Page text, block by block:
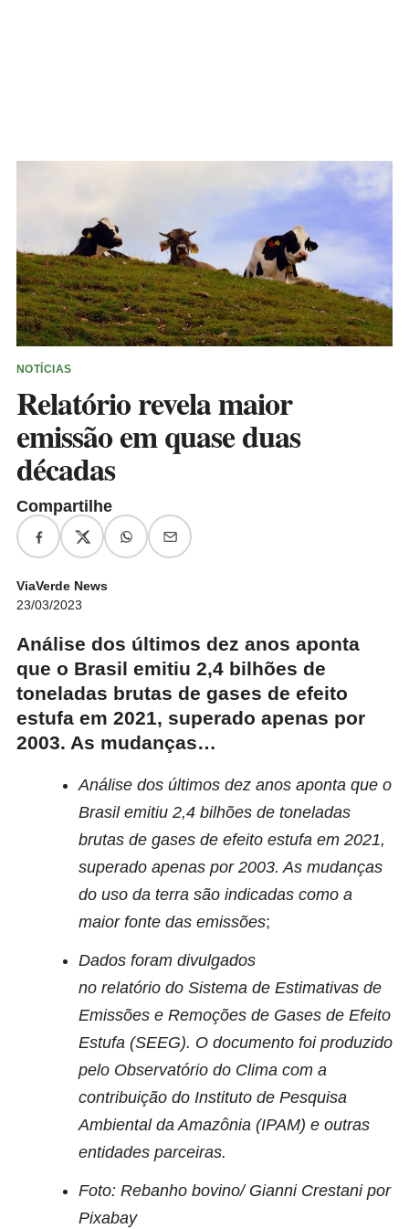
NOTÍCIAS
Relatório revela maior
emissão em quase duas
décadas
Compartilhe
ViaVerde News
23/03/2023
Análise dos últimos dez anos aponta
que o Brasil emitiu 2,4 bilhões de
toneladas brutas de gases de efeito
estufa em 2021, superado apenas por
2003. As mudanças…
Análise dos últimos dez anos aponta que o
Brasil emitiu 2,4 bilhões de toneladas
brutas de gases de efeito estufa em 2021,
superado apenas por 2003. As mudanças
do uso da terra são indicadas como a
maior fonte das emissões;
Dados foram divulgados
no relatório do Sistema de Estimativas de
Emissões e Remoções de Gases de Efeito
Estufa (SEEG). O documento foi produzido
pelo Observatório do Clima com a
contribuição do Instituto de Pesquisa
Ambiental da Amazônia (IPAM) e outras
entidades parceiras.
Foto: Rebanho bovino/ Gianni Crestani por
Pixabay